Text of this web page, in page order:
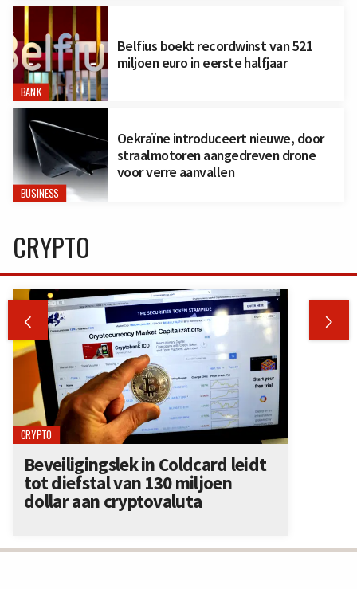
BANK
Belfius boekt recordwinst van 521
miljoen euro in eerste halfjaar
BUSINESS
Oekraïne introduceert nieuwe, door
straalmotoren aangedreven drone
voor verre aanvallen
CRYPTO
 
CRYPTO
Beveiligingslek in Coldcard leidt
tot diefstal van 130 miljoen
dollar aan cryptovaluta